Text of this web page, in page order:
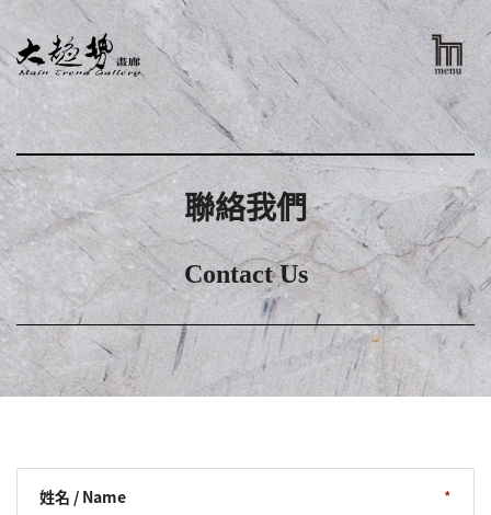
聯絡我們
Contact Us
姓名 / Name